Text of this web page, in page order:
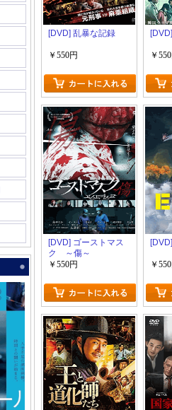
[DVD] 乱暴な記録
￥550円 ￥
[DVD] ゴーストマス
ク ～傷～
￥550円
￥